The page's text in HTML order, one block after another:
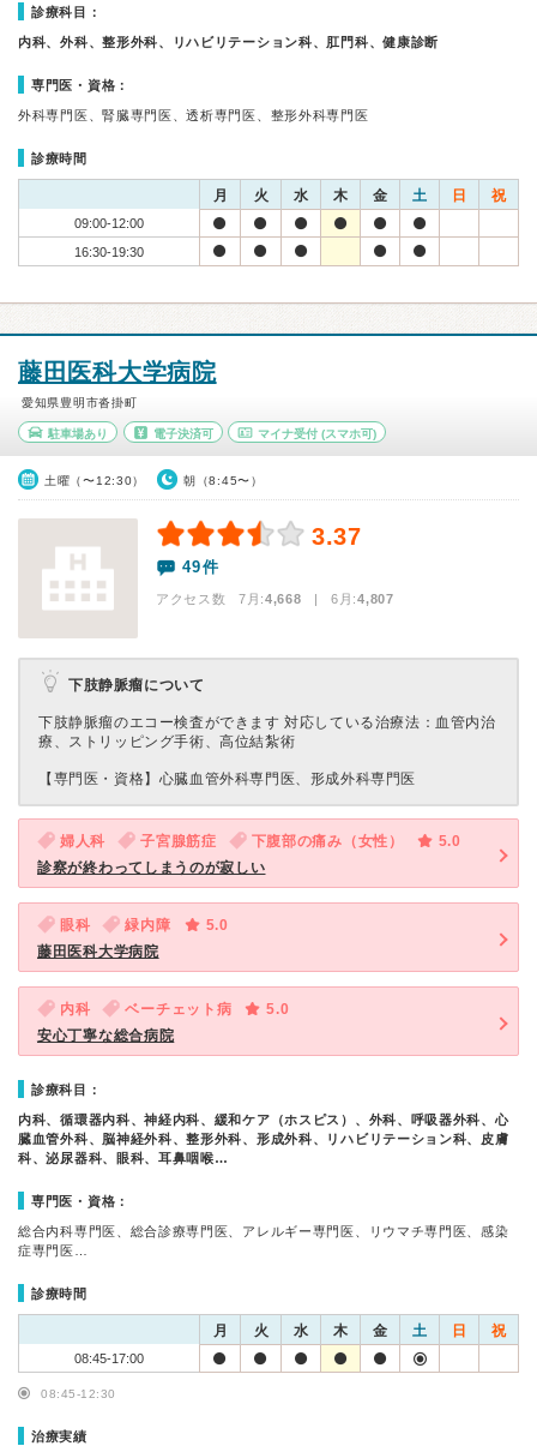
診療科目：
内科、外科、整形外科、リハビリテーション科、肛門科、健康診断
専門医・資格：
外科専門医、腎臓専門医、透析専門医、整形外科専門医
診療時間
月 火 水 木 金 土 日 祝
09:00-12:00
16:30-19:30
藤田医科大学病院
愛知県豊明市沓掛町
駐車場あり 電子決済可 マイナ受付 (スマホ可)
土曜（〜12:30） 朝（8:45〜）
3.37
49件
アクセス数 7月:4,668 | 6月:4,807
下肢静脈瘤について
下肢静脈瘤のエコー検査ができます 対応している治療法：血管内治
療、ストリッピング手術、高位結紮術
【専門医・資格】 心臓血管外科専門医、形成外科専門医
婦人科 子宮腺筋症 下腹部の痛み（女性）
5.0
診察が終わってしまうのが寂しい
眼科 緑内障
5.0
藤田医科大学病院
内科 ベーチェット病
5.0
安心丁寧な総合病院
診療科目：
内科、循環器内科、神経内科、緩和ケア（ホスピス）、外科、呼吸器外科、心
臓血管外科、脳神経外科、整形外科、形成外科、リハビリテーション科、皮膚
科、泌尿器科、眼科、耳鼻咽喉…
専門医・資格：
総合内科専門医、総合診療専門医、アレルギー専門医、リウマチ専門医、感染
症専門医…
診療時間
月 火 水 木 金 土 日 祝
08:45-17:00
08:45-12:30
治療実績